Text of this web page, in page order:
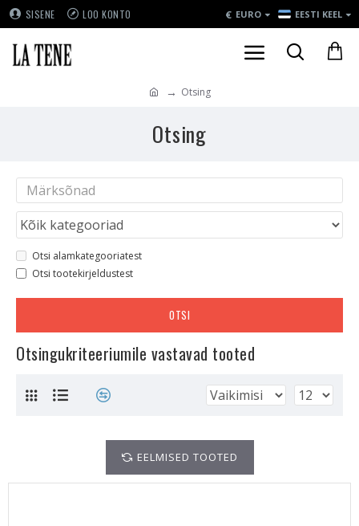
SISENE LOO KONTO € EURO EESTI KEEL
Otsing
Otsing
Otsi alamkategooriatest
Otsi tootekirjeldustest
OTSI
Otsingukriteeriumile vastavad tooted
EELMISED TOOTED